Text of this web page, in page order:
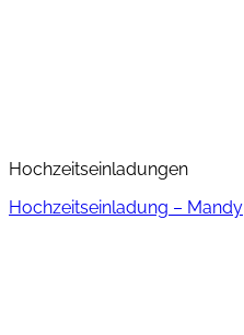
Hochzeitseinladungen
Hochzeitseinladung – Mandy